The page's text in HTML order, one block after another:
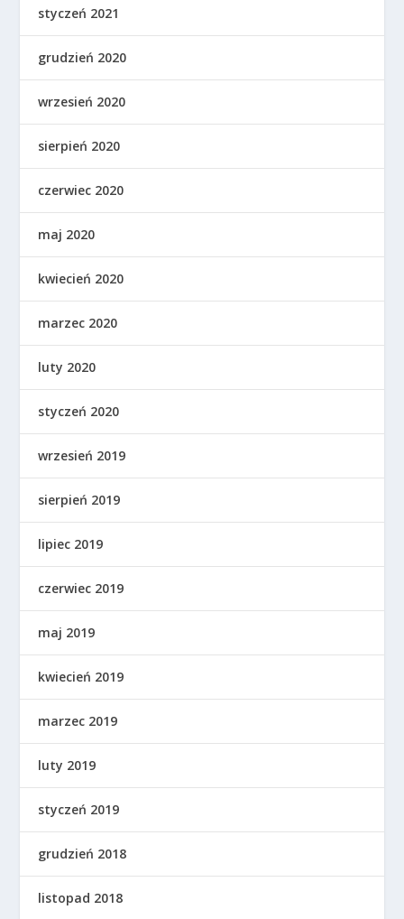
styczeń 2021
grudzień 2020
wrzesień 2020
sierpień 2020
czerwiec 2020
maj 2020
kwiecień 2020
marzec 2020
luty 2020
styczeń 2020
wrzesień 2019
sierpień 2019
lipiec 2019
czerwiec 2019
maj 2019
kwiecień 2019
marzec 2019
luty 2019
styczeń 2019
grudzień 2018
listopad 2018